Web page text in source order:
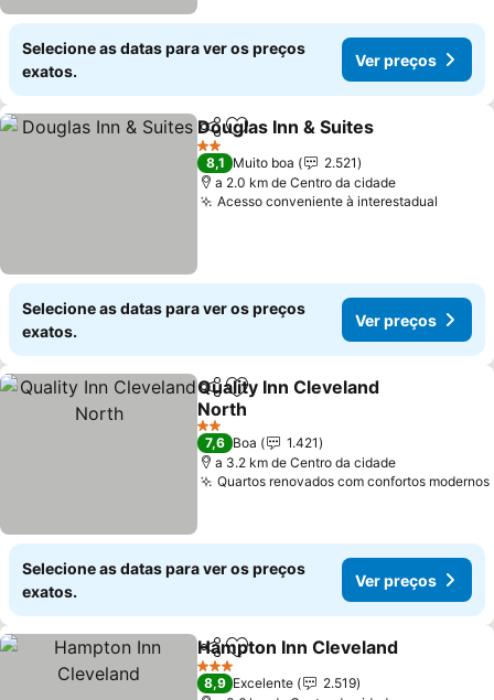
Selecione as datas para ver os preços
exatos.
Ver preços
PartilharAdicionar aos favoritos
Douglas Inn & Suites
2 Estrelas
8,1 Muito boa
2.521
a 2.0 km de Centro da cidade
Acesso conveniente à interestadual
Selecione as datas para ver os preços
exatos.
Ver preços
PartilharAdicionar aos favoritos
Quality Inn Cleveland
North
2 Estrelas
7,6 Boa
1.421
a 3.2 km de Centro da cidade
Quartos renovados com confortos modernos
Selecione as datas para ver os preços
exatos.
Ver preços
PartilharAdicionar aos favoritos
Hampton Inn Cleveland
3 Estrelas
8,9 Excelente
2.519